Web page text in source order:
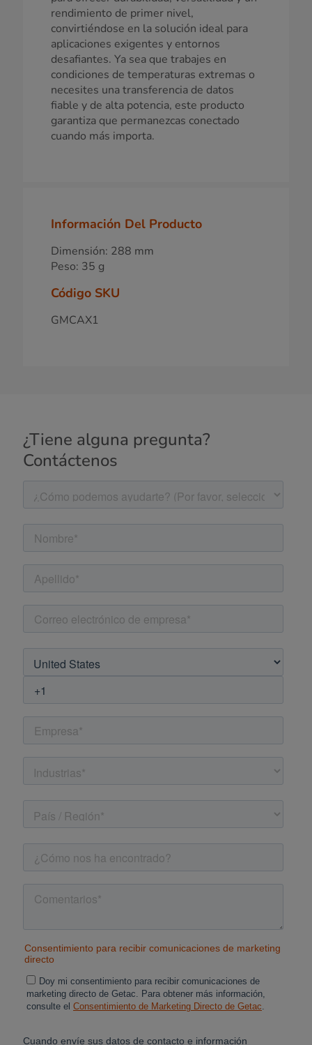
rendimiento de primer nivel,
convirtiéndose en la solución ideal para
aplicaciones exigentes y entornos
desafiantes. Ya sea que trabajes en
condiciones de temperaturas extremas o
necesites una transferencia de datos
fiable y de alta potencia, este producto
garantiza que permanezcas conectado
cuando más importa.
Información Del Producto
Dimensión: 288 mm
Peso: 35 g
Código SKU
GMCAX1
¿Tiene alguna pregunta?
Contáctenos